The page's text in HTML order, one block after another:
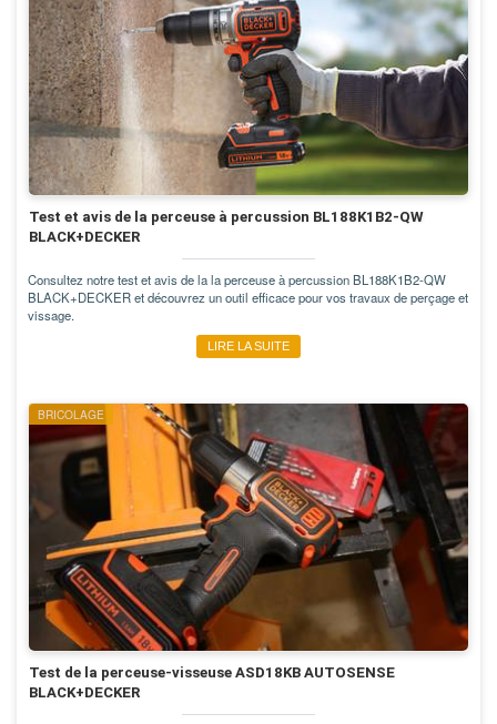
Test et avis de la perceuse à percussion BL188K1B2-QW
BLACK+DECKER
Consultez notre test et avis de la la perceuse à percussion BL188K1B2-QW
BLACK+DECKER et découvrez un outil efficace pour vos travaux de perçage et
vissage.
LIRE LA SUITE
BRICOLAGE
Test de la perceuse-visseuse ASD18KB AUTOSENSE
BLACK+DECKER